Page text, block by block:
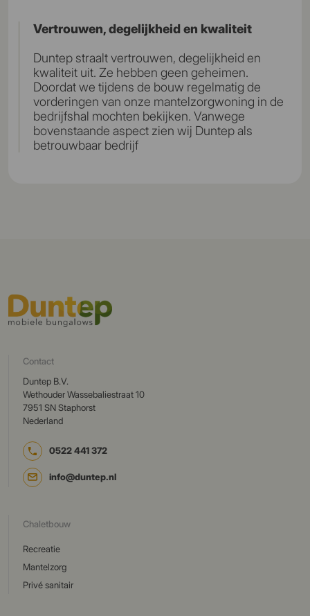
Vertrouwen, degelijkheid en kwaliteit
Duntep straalt vertrouwen, degelijkheid en
kwaliteit uit. Ze hebben geen geheimen.
Doordat we tijdens de bouw regelmatig de
vorderingen van onze mantelzorgwoning in de
bedrijfshal mochten bekijken. Vanwege
bovenstaande aspect zien wij Duntep als
betrouwbaar bedrijf
Contact
Duntep B.V.
Wethouder Wassebaliestraat 10
7951 SN Staphorst
Nederland
0522 441 372
info@duntep.nl
Chaletbouw
Recreatie
Mantelzorg
Privé sanitair